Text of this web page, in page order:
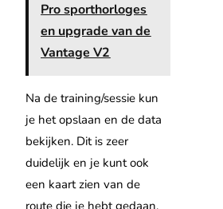
Pro sporthorloges
en upgrade van de
Vantage V2
Na de training/sessie kun
je het opslaan en de data
bekijken. Dit is zeer
duidelijk en je kunt ook
een kaart zien van de